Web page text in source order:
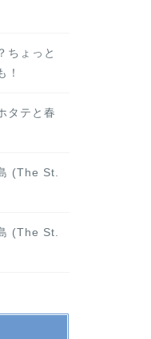
ちょっと
！
タテと春
(The St.
(The St.